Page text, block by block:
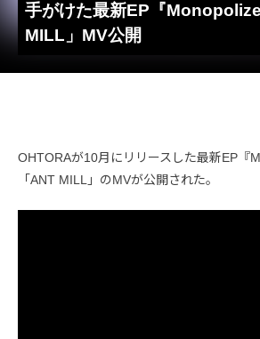
手がけた最新EP『
MILL」MV公開
OHTORAが10月にリリースした最新EP『
「ANT MILL」のMVが公開された。